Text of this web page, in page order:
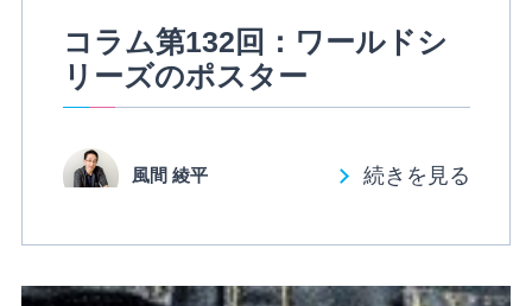
コラム第132回：ワールドシ
リーズのポスター
風間 綾平 続きを見る